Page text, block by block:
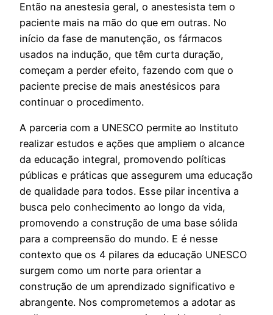
Então na anestesia geral, o anestesista tem o
paciente mais na mão do que em outras. No
início da fase de manutenção, os fármacos
usados na indução, que têm curta duração,
começam a perder efeito, fazendo com que o
paciente precise de mais anestésicos para
continuar o procedimento.
A parceria com a UNESCO permite ao Instituto
realizar estudos e ações que ampliem o alcance
da educação integral, promovendo políticas
públicas e práticas que assegurem uma educação
de qualidade para todos. Esse pilar incentiva a
busca pelo conhecimento ao longo da vida,
promovendo a construção de uma base sólida
para a compreensão do mundo. E é nesse
contexto que os 4 pilares da educação UNESCO
surgem como um norte para orientar a
construção de um aprendizado significativo e
abrangente. Nos comprometemos a adotar as